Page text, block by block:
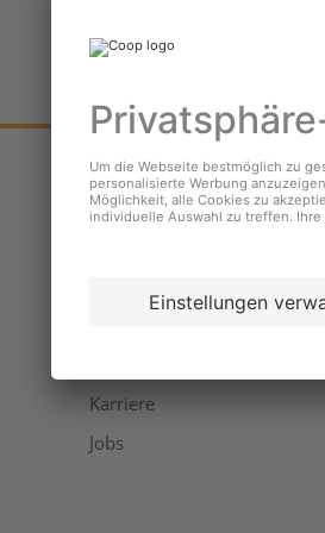
Unternehmen
Karriere
Jobs